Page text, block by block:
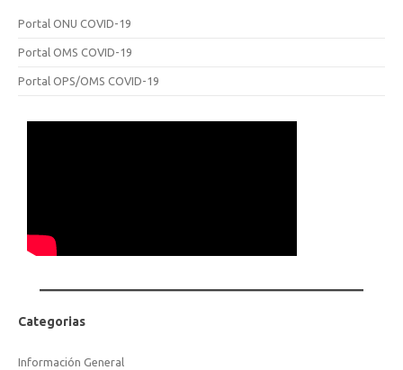
Portal ONU COVID-19
Portal OMS COVID-19
Portal OPS/OMS COVID-19
Categorias
Información General